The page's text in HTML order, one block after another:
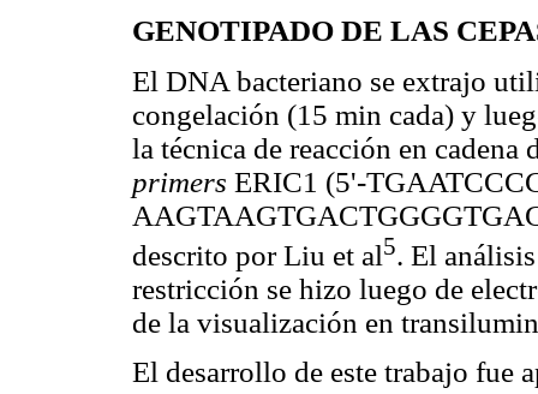
GENOTIPADO DE LAS
El DNA bacteriano se extrajo
congelación (15 min cada) y
la técnica de reacción en
primers ERIC1 (5'-
descrito por Liu et al5. El
restricción se hizo luego de
de la visualización en
El desarrollo de este trabajo fue